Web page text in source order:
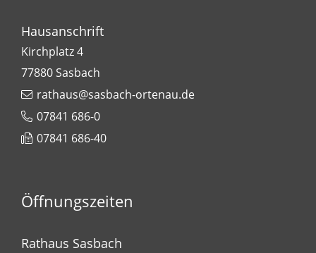
Hausanschrift
Kirchplatz 4
77880Sasbach
rathaus@sasbach-ortenau.de
07841 686-0
07841 686-40
Öffnungszeiten
Rathaus Sasbach